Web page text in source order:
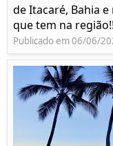
de Itacaré, Bahia
que tem na região!!
Publicado em 06/06/